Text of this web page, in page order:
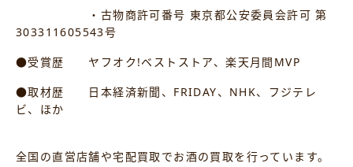
・古物商許可番号 東京都公安委員会許可 第
303311605543号
●受賞歴 ヤフオク!ベストストア、楽天月間MVP
●取材歴 日本経済新聞、FRIDAY、NHK、フジテレ
ビ、ほか
全国の直営店舗や宅配買取でお酒の買取を行っています。